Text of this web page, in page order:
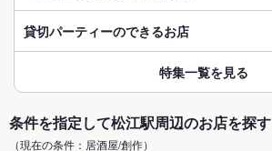
貸切パーティーのできるお店
特集一覧を見る
条件を指定して松江駅周辺のお店を探す
（現在の条件：居酒屋/創作）